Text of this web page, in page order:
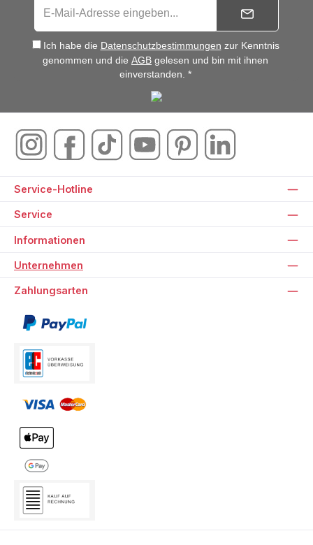
Ich habe die Datenschutzbestimmungen zur Kenntnis
genommen und die AGB gelesen und bin mit ihnen
einverstanden. *
Service-Hotline
Service
Informationen
Unternehmen
Zahlungsarten